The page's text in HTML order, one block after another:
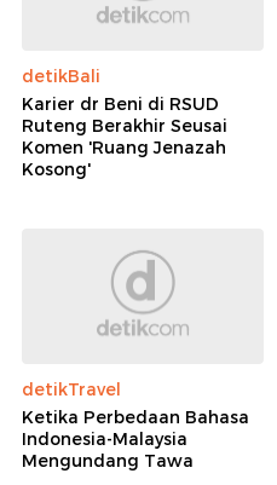
detikBali
Karier dr Beni di RSUD
Ruteng Berakhir Seusai
Komen 'Ruang Jenazah
Kosong'
detikTravel
Ketika Perbedaan Bahasa
Indonesia-Malaysia
Mengundang Tawa